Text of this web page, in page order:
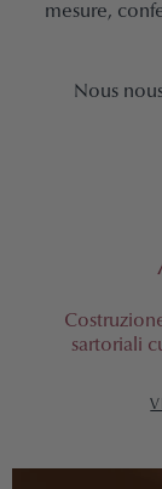
U
mesure,
Nous
sartoriali